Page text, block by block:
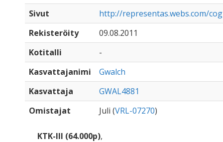
Sivut
http://representas.webs.com/
Rekisteröity
09.08.2011
Kotitalli
-
Kasvattajanimi
Gwalch
Kasvattaja
GWAL4881
Omistajat
Juli (VRL-07270)
KTK-III (64.000p),